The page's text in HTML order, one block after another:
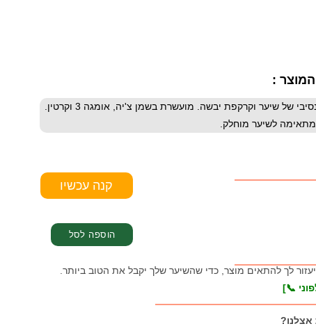
:
מסכת מולקולה מורנה מיה Morena Mia ללא מלחים 500 מ"ל. לשיקום אינטנסיבי של שיער וקרקפת יבשה. מועשרת בשמן צ'יה, אומגה 3 וקרטין.
לשיער מוחלק.
לך להתאים מוצר, כדי שהשיער שלך יקבל את הטוב ביותר.
📞]
אצלנו?